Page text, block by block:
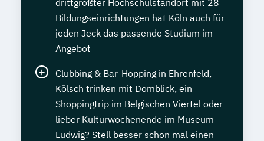
Bildungseinrichtungen hat Köln auch für
jeden Jeck das passende Studium im
Angebot
Clubbing & Bar-Hopping in Ehrenfeld,
Kölsch trinken mit Domblick, ein
Shoppingtrip im Belgischen Viertel oder
lieber Kulturwochenende im Museum
Ludwig? Stell besser schon mal einen